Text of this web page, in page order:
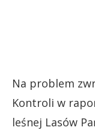
Na problem
Kontroli w
leśnej Lasów